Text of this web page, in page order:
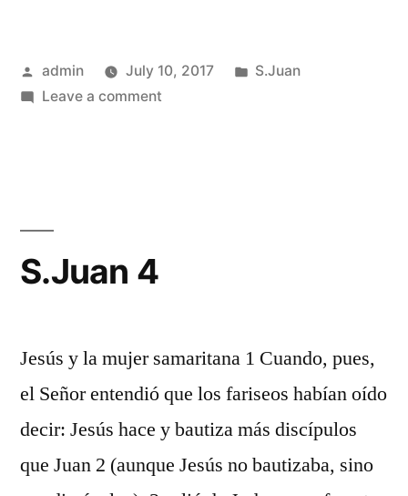
Posted
by
admin July 10, 2017
Posted
S.Juan
Leave a commenton
S.Juan 4
Jesús y la mujer samaritana 1 Cuando, pues,
el Señor entendió que los fariseos habían oído
decir: Jesús hace y bautiza más discípulos
que Juan 2 (aunque Jesús no bautizaba, sino